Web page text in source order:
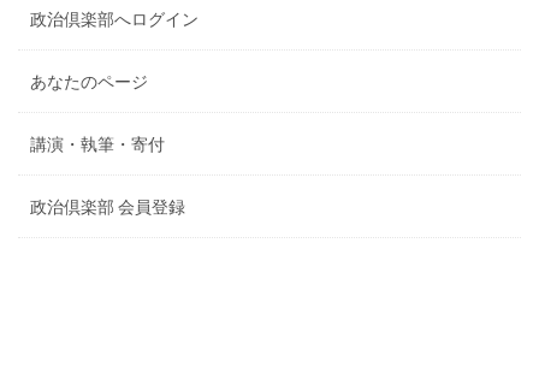
政治倶楽部へログイン
あなたのページ
講演・執筆・寄付
政治倶楽部 会員登録